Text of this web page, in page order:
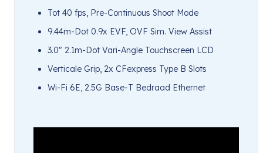
Tot 40 fps, Pre-Continuous Shoot Mode
9.44m-Dot 0.9x EVF, OVF Sim. View Assist
3.0″ 2.1m-Dot Vari-Angle Touchscreen LCD
Verticale Grip, 2x CFexpress Type B Slots
Wi-Fi 6E, 2.5G Base-T Bedraad Ethernet